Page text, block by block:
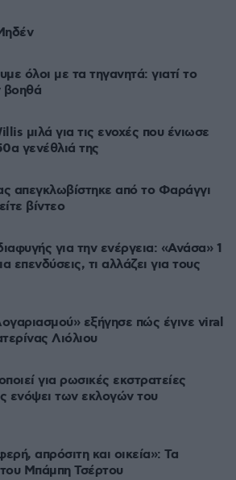
όλοι με τα τηγανητά: γιατί το
βοηθά
μιλά για τις ενοχές που ένιωσε
γενέθλιά της
απεγκλωβίστηκε από το Φαράγγι
βίντεο
για την ενέργεια: «Ανάσα» 1
επενδύσεις, τι αλλάζει για τους
εξήγησε πώς έγινε viral
Λιόλιου
για ρωσικές εκστρατείες
ενόψει των εκλογών του
απρόσιτη και οικεία»: Τα
Μπάμπη Τσέρτου